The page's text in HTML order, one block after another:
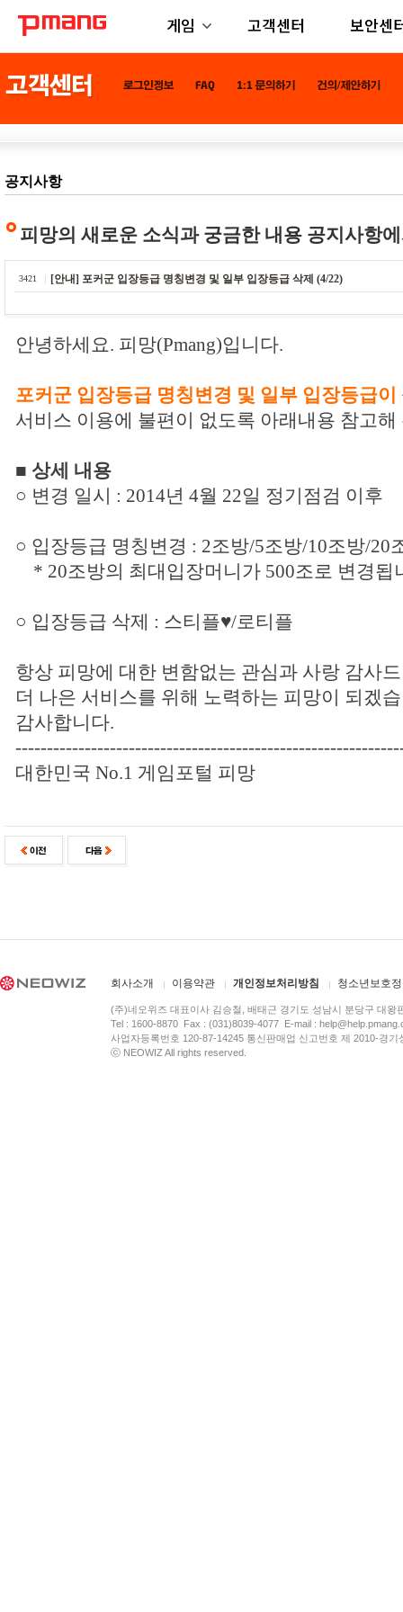
게임 고객센터 보안센
공지사항
피망의 새로운 소식과 궁금한 내용 공지사항
3421 [안내] 포커군 입장등급 명칭변경 및 일부 입장등급 삭제 (4/22)
안녕하세요. 피망(Pmang)입니다.
포커군 입장등급 명칭변경 및 일부 입장등급이
서비스 이용에 불편이 없도록 아래내용 참고
■ 상세 내용
○ 변경 일시 : 2014년 4월 22일 정기점검 이후
○ 입장등급 명칭변경 : 2조방/5조방/10조방/20
* 20조방의 최대입장머니가 500조로 변경됩
○ 입장등급 삭제 : 스티플♥/로티플
항상 피망에 대한 변함없는 관심과 사랑 감사
더 나은 서비스를 위해 노력하는 피망이 되겠
감사합니다.
대한민국 No.1 게임포털 피망
회사소개 이용약관 개인정보처리방침 청소년보호
(주)네오위즈 대표이사 김승철, 배태근 경기도 성남시 분당구 대왕
Tel : 1600-8870 Fax : (031)8039-4077 E-mail :
사업자등록번호 120-87-14245 통신판매업 신고번호 제 2010-경
ⓒ NEOWIZ All rights reserved.